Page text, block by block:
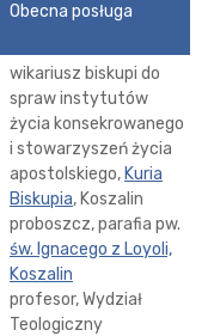
Obecna posługa
wikariusz biskupi do
spraw instytutów
życia konsekrowanego
i stowarzyszeń życia
apostolskiego, Kuria
Biskupia, Koszalin
proboszcz, parafia pw.
św. Ignacego z Loyoli,
Koszalin
profesor, Wydział
Teologiczny